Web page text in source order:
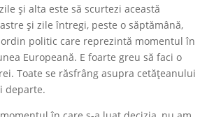
și alta este să scurtezi această
și zile întregi, peste o săptămână,
politic care reprezintă momentul în
Europeană. E foarte greu să faci o
Toate se răsfrâng asupra cetățeanului
departe.